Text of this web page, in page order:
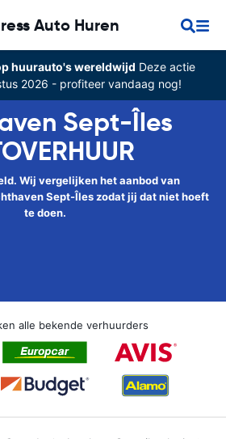
Auto Huren
huurauto's wereldwijd Deze actie
2026 - profiteer vandaag nog!
Sept-Îles
Wij vergelijken het aanbod van
Sept-Îles zodat jij dat niet hoeft
te doen.
alle bekende verhuurders